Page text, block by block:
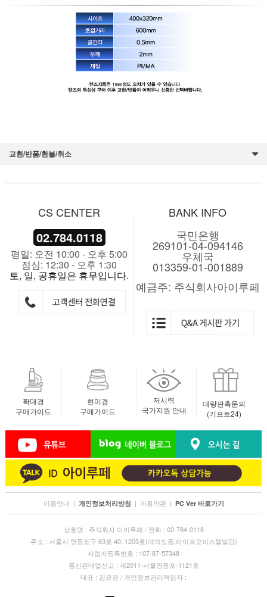
교환/반품/환불/취소
CS CENTER
02.784.0118
평일: 오전 10:00 - 오후 5:00
점심: 12:30 - 오후 1:30
토, 일, 공휴일은 휴무입니다.
BANK INFO
국민은행
269101-04-094146
우체국
013359-01-001889
예금주: 주식회사아이루페
확대경
구매가이드
현미경
구매가이드
저시력
국가지원 안내
대량판촉문의
(기프트24)
이용안내 | 개인정보처리방침 | 이용약관 | PC Ver 바로가기
상호명 : 주식회사 아이루페 / 전화 : 02-784-0118
주소 : 서울시 영등포구 63로 40, 1203호(여의도동,라이프오피스텔빌딩)
사업자등록번호 : 107-87-57348
통신판매업신고 : 제2011-서울영등포-1121호
대표 : 김묘경 / 개인정보관리책임자 :